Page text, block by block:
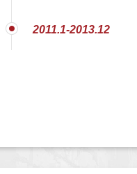
2011.1-2013.12